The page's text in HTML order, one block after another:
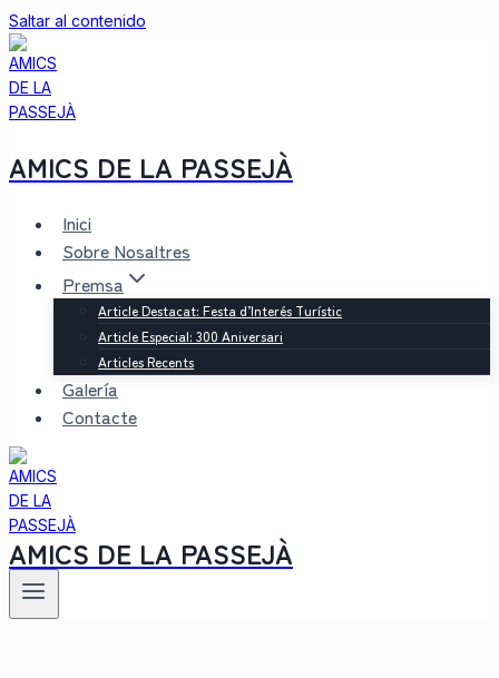
Saltar al contenido
AMICS DE LA PASSEJÀ
Inici
Sobre Nosaltres
Premsa
Article Destacat: Festa d’Interés Turístic
Article Especial: 300 Aniversari
Articles Recents
Galería
Contacte
AMICS DE LA PASSEJÀ